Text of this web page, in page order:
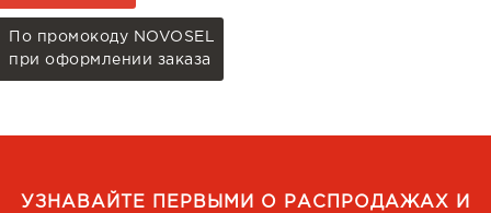
По промокоду NOVOSEL
при оформлении заказа
УЗНАВАЙТЕ ПЕРВЫМИ О РАСПРОДАЖАХ И